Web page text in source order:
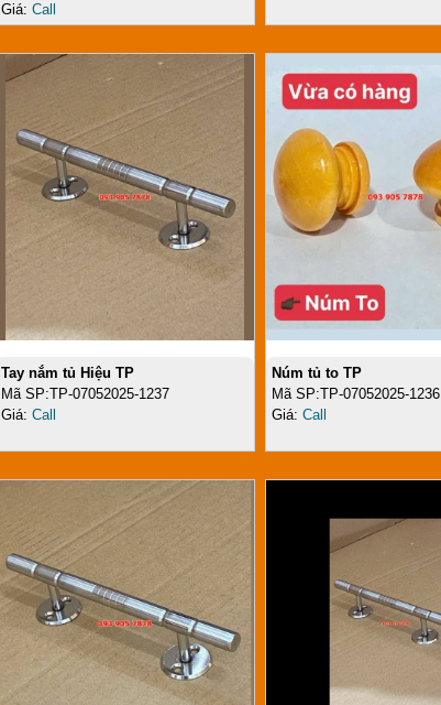
Giá: Call
Tay nắm tủ Hiệu TP
Mã SP:TP-07052025-1237
Giá: Call
Núm tủ to TP
Mã SP:TP-07052025-1236
Giá: Call